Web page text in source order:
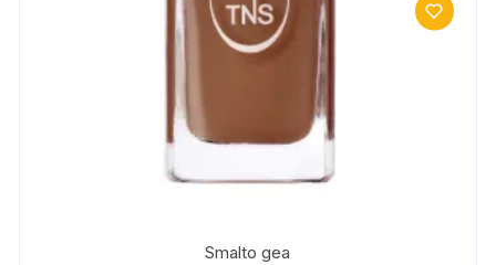
Smalto gea